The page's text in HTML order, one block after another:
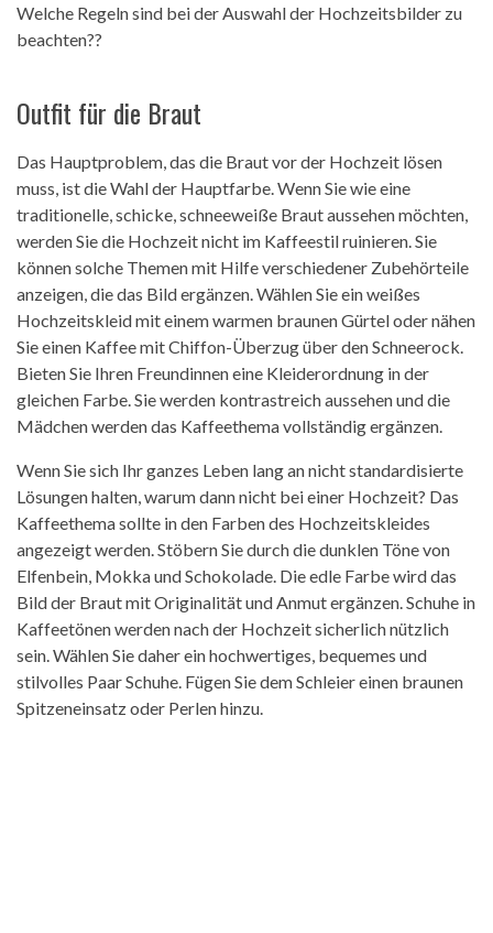
Welche Regeln sind bei der Auswahl der Hochzeitsbilder zu
beachten??
Outfit für die Braut
Das Hauptproblem, das die Braut vor der Hochzeit lösen
muss, ist die Wahl der Hauptfarbe. Wenn Sie wie eine
traditionelle, schicke, schneeweiße Braut aussehen möchten,
werden Sie die Hochzeit nicht im Kaffeestil ruinieren. Sie
können solche Themen mit Hilfe verschiedener Zubehörteile
anzeigen, die das Bild ergänzen. Wählen Sie ein weißes
Hochzeitskleid mit einem warmen braunen Gürtel oder nähen
Sie einen Kaffee mit Chiffon-Überzug über den Schneerock.
Bieten Sie Ihren Freundinnen eine Kleiderordnung in der
gleichen Farbe. Sie werden kontrastreich aussehen und die
Mädchen werden das Kaffeethema vollständig ergänzen.
Wenn Sie sich Ihr ganzes Leben lang an nicht standardisierte
Lösungen halten, warum dann nicht bei einer Hochzeit? Das
Kaffeethema sollte in den Farben des Hochzeitskleides
angezeigt werden. Stöbern Sie durch die dunklen Töne von
Elfenbein, Mokka und Schokolade. Die edle Farbe wird das
Bild der Braut mit Originalität und Anmut ergänzen. Schuhe in
Kaffeetönen werden nach der Hochzeit sicherlich nützlich
sein. Wählen Sie daher ein hochwertiges, bequemes und
stilvolles Paar Schuhe. Fügen Sie dem Schleier einen braunen
Spitzeneinsatz oder Perlen hinzu.